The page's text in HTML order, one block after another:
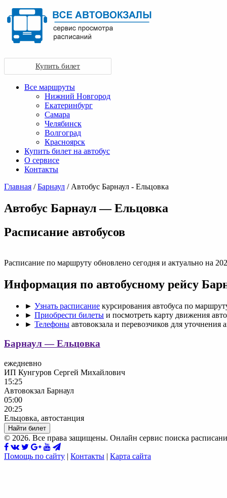
Купить билет
Все маршруты
Нижний Новгород
Екатеринбург
Самара
Челябинск
Волгоград
Красноярск
Купить билет на автобус
О сервисе
Контакты
Главная /Барнаул / Автобус Барнаул - Ельцовка
Автобус Барнаул — Ельцовка
Раcписание автобусов
Расписание по маршруту обновлено сегодня и актуально на
Информация по автобусному рейсу
► Узнать расписание курсирования автобуса по
► Приобрести билеты и посмотреть карту движения
► Телефоны автовокзала и перевозчиков для
Барнаул — Ельцовка
ежедневно
ИП Кунгуров Сергей Михайлович
15:25
Автовокзал Барнаул
05:00
20:25
Ельцовка, автостанция
Найти билет
© 2026. Все права защищены. Онлайн сервис поиска
Помощь по сайту | Контакты | Карта сайта